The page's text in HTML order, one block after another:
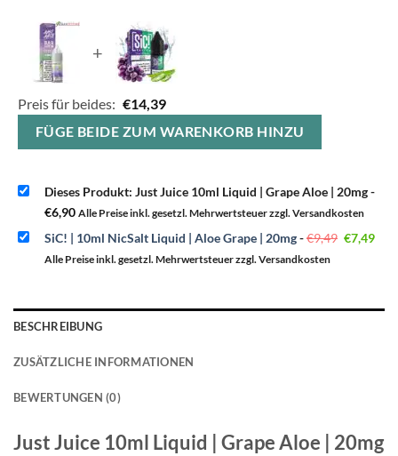
+
Preis für beides: €14,39
FÜGE BEIDE ZUM WARENKORB HINZU
Dieses Produkt: Just Juice 10ml Liquid | Grape Aloe | 20mg-
€6,90 Alle Preise inkl. gesetzl. Mehrwertsteuer zzgl. Versandkosten
SiC! | 10ml NicSalt Liquid | Aloe Grape | 20mg-€9,49 Preis
€7,49
Alle Preise inkl. gesetzl. Mehrwertsteuer zzgl. Versandkosten
BESCHREIBUNG
ZUSÄTZLICHE INFORMATIONEN
BEWERTUNGEN (0)
Just Juice 10ml Liquid | Grape Aloe | 20mg